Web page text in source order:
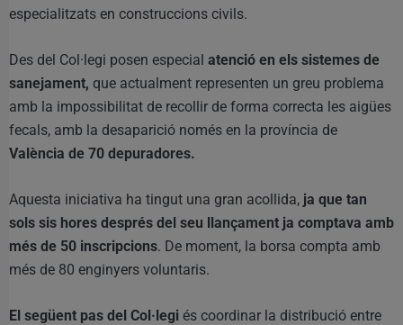
especialitzats en construccions civils.
Des del Col·legi posen especial atenció en els sistemes de
sanejament, que actualment representen un greu problema
amb la impossibilitat de recollir de forma correcta les aigües
fecals, amb la desaparició només en la província de
València de 70 depuradores.
Aquesta iniciativa ha tingut una gran acollida, ja que tan
sols sis hores després del seu llançament ja comptava amb
més de 50 inscripcions. De moment, la borsa compta amb
més de 80 enginyers voluntaris.
El següent pas del Col·legi és coordinar la distribució entre